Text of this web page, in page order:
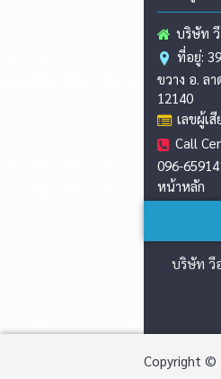
บริษัท วี
ที่อยู่:
ขวาง อ. ล
12140
เลขผู้เ
Call
096-
หน้าหลัก
บริษัท วี
Copyright ©